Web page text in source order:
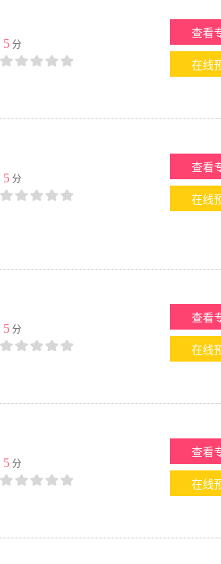
5 分
查看
在线
5 分
查看
在线
5 分
查看
在线
5 分
查看
在线